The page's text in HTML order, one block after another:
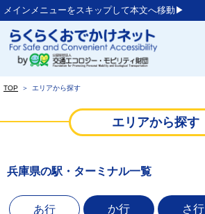
メインメニューをスキップして本文へ移動▶︎
TOP ＞ エリアから探す
エリアから探す
兵庫県の駅・ターミナル一覧
あ行 か行 さ行